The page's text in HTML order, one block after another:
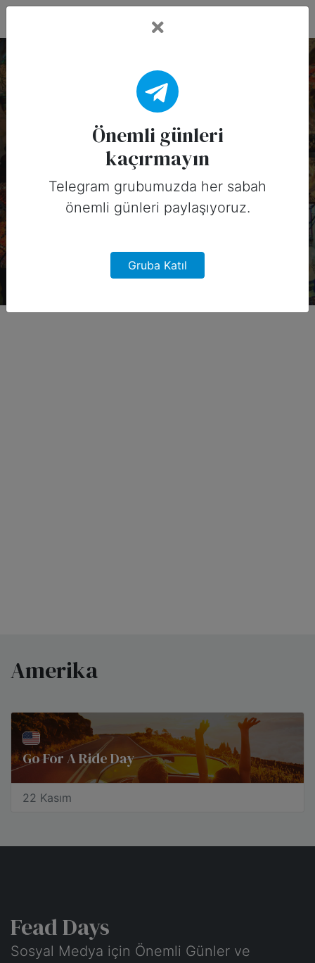
22 Kasım, 2025
Tarihinin Önemli
Günleri (Amerika)
22 Kasım, 2025 tarihinde Amerika
için sosyal medyada
paylaşabileceğiniz önemli günler
Amerika
Go For A Ride Day
22 Kasım
Fead Days
Sosyal Medya için Önemli Günler ve
Önemli günleri
kaçırmayın
Telegram grubumuzda her sabah
önemli günleri paylaşıyoruz.
Gruba Katıl